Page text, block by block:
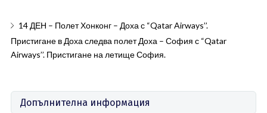
14 ДЕН – Полет Хонконг – Доха с “Qatar Airways’’.
Пристигане в Доха следва полет Доха – София с “Qatar
Airways’’. Пристигане на летище София.
Допълнителна информация